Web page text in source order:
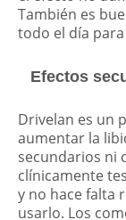
También es
todo el día
Efectos
Drivelan es un
aumentar la
secundarios ni
clínicamente
y no hace falta
usarlo. Los